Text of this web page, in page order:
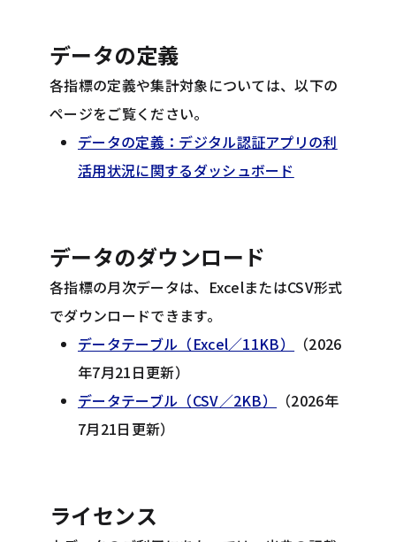
データの定義
各指標の定義や集計対象については、以下の
ページをご覧ください。
データの定義：デジタル認証アプリの利
活用状況に関するダッシュボード
データのダウンロード
各指標の月次データは、ExcelまたはCSV形式
でダウンロードできます。
データテーブル（Excel／11KB）
（2026
年7月21日更新）
データテーブル（CSV／2KB）
（2026年
7月21日更新）
ライセンス